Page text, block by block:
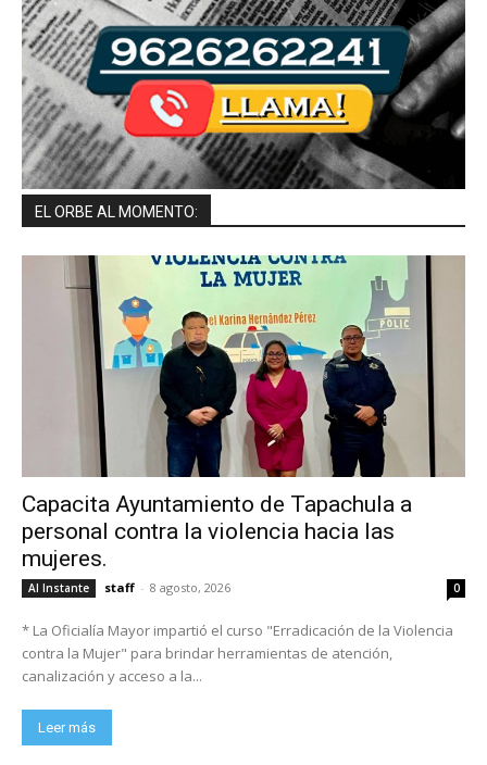
EL ORBE AL MOMENTO:
Capacita Ayuntamiento de Tapachula a
personal contra la violencia hacia las
mujeres.
Al Instante staff - 8 agosto, 2026 0
* La Oficialía Mayor impartió el curso "Erradicación de la Violencia
contra la Mujer" para brindar herramientas de atención,
canalización y acceso a la...
Leer más